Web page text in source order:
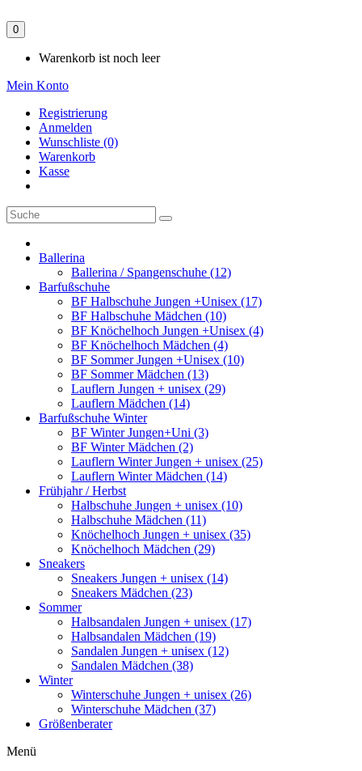
0
Warenkorb ist noch leer
Mein Konto
Registrierung
Anmelden
Wunschliste (0)
Warenkorb
Kasse
Ballerina
Ballerina / Spangenschuhe (12)
Barfußschuhe
BF Halbschuhe Jungen +Unisex (17)
BF Halbschuhe Mädchen (10)
BF Knöchelhoch Jungen +Unisex (4)
BF Knöchelhoch Mädchen (4)
BF Sommer Jungen +Unisex (10)
BF Sommer Mädchen (13)
Lauflern Jungen + unisex (29)
Lauflern Mädchen (14)
Barfußschuhe Winter
BF Winter Jungen+Uni (3)
BF Winter Mädchen (2)
Lauflern Winter Jungen + unisex (25)
Lauflern Winter Mädchen (14)
Frühjahr / Herbst
Halbschuhe Jungen + unisex (10)
Halbschuhe Mädchen (11)
Knöchelhoch Jungen + unisex (35)
Knöchelhoch Mädchen (29)
Sneakers
Sneakers Jungen + unisex (14)
Sneakers Mädchen (23)
Sommer
Halbsandalen Jungen + unisex (17)
Halbsandalen Mädchen (19)
Sandalen Jungen + unisex (12)
Sandalen Mädchen (38)
Winter
Winterschuhe Jungen + unisex (26)
Winterschuhe Mädchen (37)
Größenberater
Menü